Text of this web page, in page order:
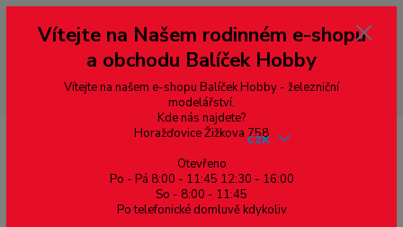
--- pro zákazníky ze Slovenska a jiných zemí, pokud chcete platit v eurech
přepněte si e-shop na euro 💶 pro přepočet měny - pravý horní roh ---
dobírky – pokud si z nějakého důvodu zásilku nevyzvednete, bude po
domluvě zaslána znovu s opětovnou platbou za poštovné, v opačném
případě bude zrušena a účet přidán na blacklist a rušeny následující
objednávky.
CZK
Vítejte na Našem rodinném e-shopu
a obchodu Balíček Hobby
Vítejte na našem e-shopu Balíček Hobby - železniční
modelářství.
Kde nás najdete?
Horažďovice Žižkova 758
Otevřeno
Po - Pá 8:00 - 11:45 12:30 - 16:00
So - 8:00 - 11:45
Po telefonické domluvě kdykoliv